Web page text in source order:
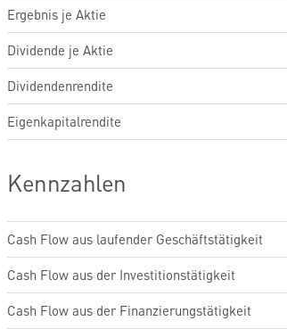
Ergebnis je Aktie
Dividende je Aktie
Dividendenrendite
Eigenkapitalrendite
Kennzahlen
Cash Flow aus laufender Geschäftstätigkeit
Cash Flow aus der Investitionstätigkeit
Cash Flow aus der Finanzierungstätigkeit